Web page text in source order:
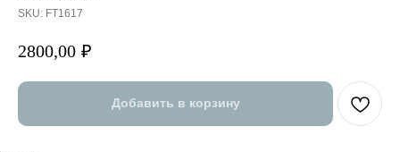
SKU: FT1617
2800,00 ₽
Добавить в корзину